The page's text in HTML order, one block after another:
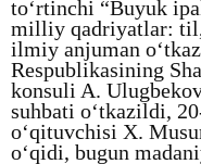
to‘rtinchi “Buyuk
milliy qadriyatlar: til,
ilmiy anjuman
Respublikasining
konsuli A.
suhbati o‘tkazildi,
o‘qituvchisi X.
o‘qidi, bugun